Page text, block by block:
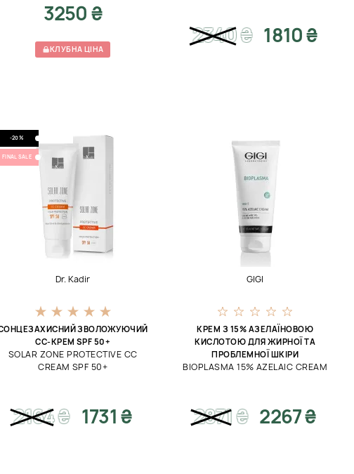
3250 ₴
КЛУБНА ЦІНА
2340₴ 1810 ₴
-20%
FINAL SALE
Dr. Kadir
ЗВОЛОЖУЮЧИЙ
CC-КРЕМ SPF 50+
SOLAR ZONE PROTECTIVE CC
CREAM SPF 50+
2164₴ 1731 ₴
GIGI
КРЕМ З 15% АЗЕЛАЇНОВОЮ
КИСЛОТОЮ ДЛЯ ЖИРНОЇ ТА
ПРОБЛЕМНОЇ ШКІРИ
BIOPLASMA 15% AZELAIC CREAM
2871₴ 2267 ₴